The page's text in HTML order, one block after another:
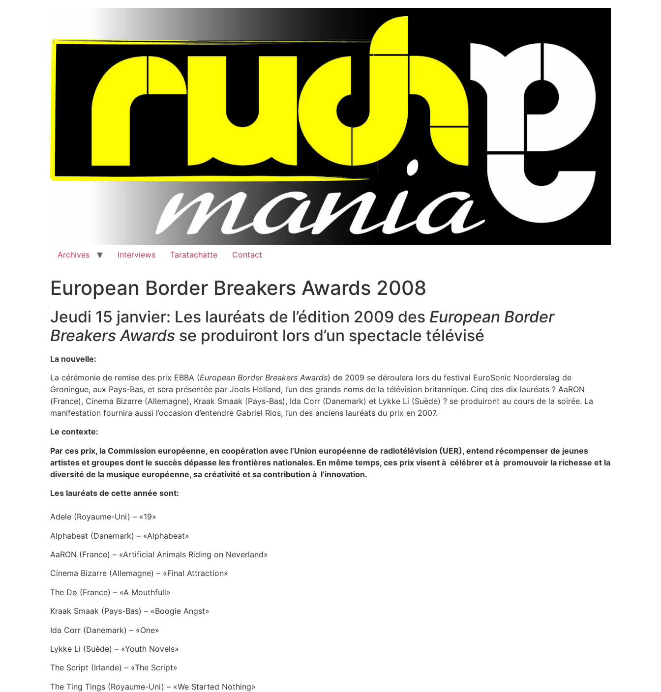
Archives Interviews Taratachatte Contact
European Border Breakers Awards 2008
Jeudi 15 janvier: Les lauréats de l’édition 2009 des European Border
Breakers Awards se produiront lors d’un spectacle télévisé
La nouvelle:
La cérémonie de remise des prix EBBA (European Border Breakers Awards) de 2009 se déroulera lors du festival EuroSonic Noorderslag de
Groningue, aux Pays-Bas, et sera présentée par Jools Holland, l’un des grands noms de la télévision britannique. Cinq des dix lauréats ? AaRON
(France), Cinema Bizarre (Allemagne), Kraak Smaak (Pays-Bas), Ida Corr (Danemark) et Lykke Li (Suède) ? se produiront au cours de la soirée. La
manifestation fournira aussi l’occasion d’entendre Gabriel Rios, l’un des anciens lauréats du prix en 2007.
Le contexte:
Par ces prix, la Commission européenne, en coopération avec l’Union européenne de radiotélévision (UER), entend récompenser de jeunes
artistes et groupes dont le succès dépasse les frontières nationales. En même temps, ces prix visent à célébrer et à promouvoir la richesse et la
diversité de la musique européenne, sa créativité et sa contribution à l’innovation.
Les lauréats de cette année sont:
Adele (Royaume-Uni) – «19»
Alphabeat (Danemark) – «Alphabeat»
AaRON (France) – «Artificial Animals Riding on Neverland»
Cinema Bizarre (Allemagne) – «Final Attraction»
The Dø (France) – «A Mouthfull»
Kraak Smaak (Pays-Bas) – «Boogie Angst»
Ida Corr (Danemark) – «One»
Lykke Li (Suède) – «Youth Novels»
The Script (Irlande) – «The Script»
The Ting Tings (Royaume-Uni) – «We Started Nothing»